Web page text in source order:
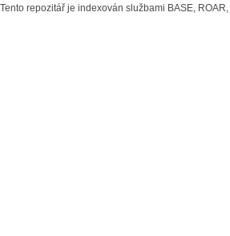
Tento repozitář je indexován službami BASE,